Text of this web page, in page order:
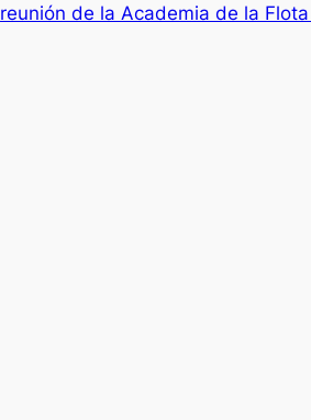
reunión de la Academia de la